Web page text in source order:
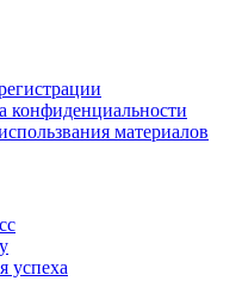
конфиденциальности
материалов
успеха